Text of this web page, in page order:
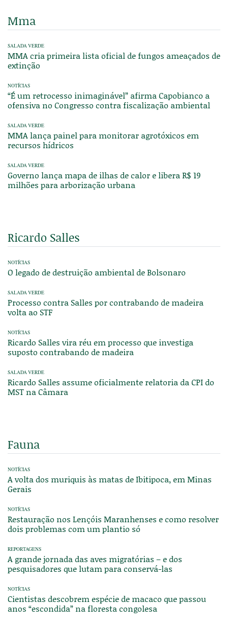
Mma
SALADA VERDE
MMA cria primeira lista oficial de fungos ameaçados de
extinção
NOTÍCIAS
“É um retrocesso inimaginável” afirma Capobianco a
ofensiva no Congresso contra fiscalização ambiental
SALADA VERDE
MMA lança painel para monitorar agrotóxicos em
recursos hídricos
SALADA VERDE
Governo lança mapa de ilhas de calor e libera R$ 19
milhões para arborização urbana
Ricardo Salles
NOTÍCIAS
O legado de destruição ambiental de Bolsonaro
SALADA VERDE
Processo contra Salles por contrabando de madeira
volta ao STF
NOTÍCIAS
Ricardo Salles vira réu em processo que investiga
suposto contrabando de madeira
SALADA VERDE
Ricardo Salles assume oficialmente relatoria da CPI do
MST na Câmara
Fauna
NOTÍCIAS
A volta dos muriquis às matas de Ibitipoca, em Minas
Gerais
NOTÍCIAS
Restauração nos Lençóis Maranhenses e como resolver
dois problemas com um plantio só
REPORTAGENS
A grande jornada das aves migratórias – e dos
pesquisadores que lutam para conservá-las
NOTÍCIAS
Cientistas descobrem espécie de macaco que passou
anos “escondida” na floresta congolesa